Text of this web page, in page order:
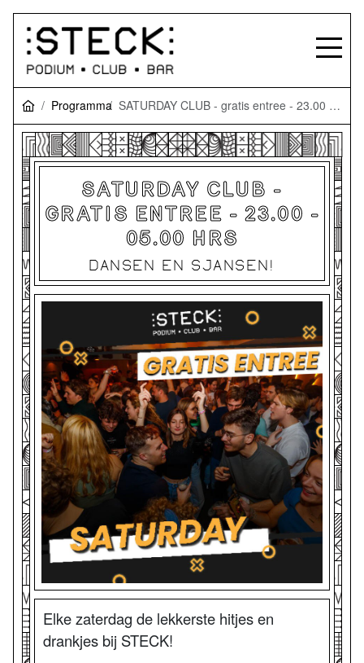
Programma SATURDAY CLUB - gratis entree - 23.00 - 05.00 hrs
SATURDAY CLUB -
GRATIS ENTREE - 23.00 -
05.00 HRS
DANSEN EN SJANSEN!
Elke zaterdag de lekkerste hitjes en
drankjes bij STECK!